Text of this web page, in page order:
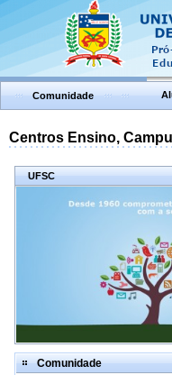
Comunidade
Centros Ensino,
UFSC
Comunidade